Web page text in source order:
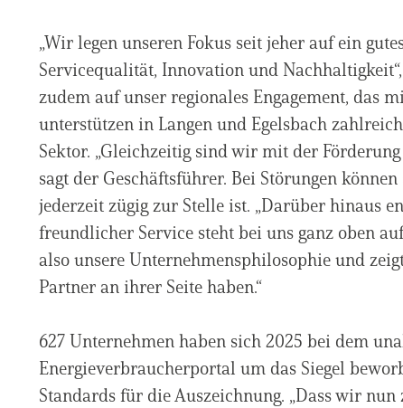
„Wir legen unseren Fokus seit jeher auf ein
Servicequalität, Innovation und
zudem auf unser regionales Engagement, das
unterstützen in Langen und Egelsbach
Sektor. „Gleichzeitig sind wir mit der
sagt der Geschäftsführer. Bei Störungen
jederzeit zügig zur Stelle ist. „Darüber hinaus
freundlicher Service steht bei uns ganz oben
also unsere Unternehmensphilosophie und
Partner an ihrer Seite haben.“
627 Unternehmen haben sich 2025 bei dem
Energieverbraucherportal um das Siegel
Standards für die Auszeichnung. „Dass wir